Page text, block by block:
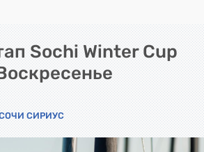
Sochi Winter Cup
СИРИУС